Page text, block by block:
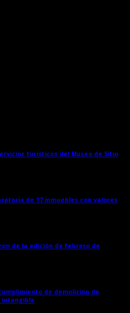
turísticos del Museo de Sitio
de 17 inmuebles con valores
de la edición de febrero de
de demolición de
intangible